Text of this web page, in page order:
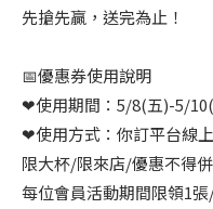
先搶先贏，送完為止！
📅優惠券使用說明
❤使用期間：5/8(五)-5/
❤使用方式：你訂平台線
限大杯/限來店/優惠不得
每位會員活動期間限領1